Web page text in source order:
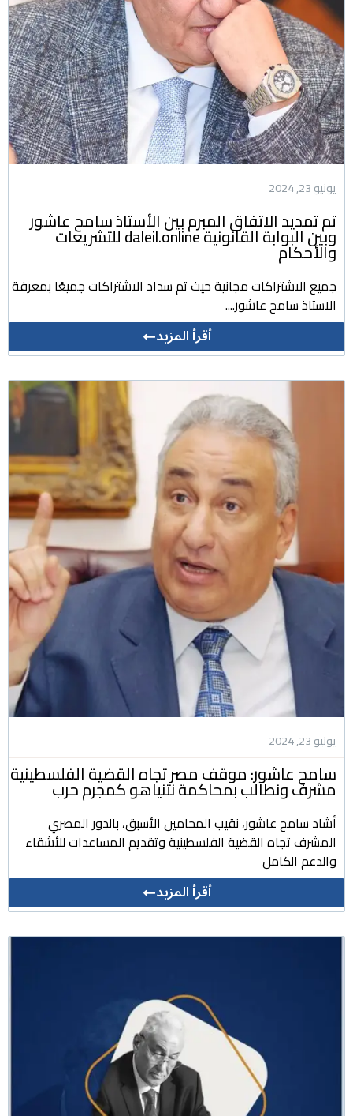
يونيو 23, 2024
تم تمديد الاتفاق المبرم بين الأستاذ سامح عاشور
وبين البوابة القانونية daleil.online للتشريعات
والأحكام
جميع الاشتراكات مجانية حيث تم سداد الاشتراكات جميعًا بمعرفة
الاستاذ سامح عاشور....
أقرأ المزيد
يونيو 23, 2024
سامح عاشور: موقف مصر تجاه القضية الفلسطينية
مشرف ونطالب بمحاكمة نتنياهو كمجرم حرب
أشاد سامح عاشور، نقيب المحامين الأسبق، بالدور المصري
المشرف تجاه القضية الفلسطينية وتقديم المساعدات للأشقاء
والدعم الكامل
أقرأ المزيد